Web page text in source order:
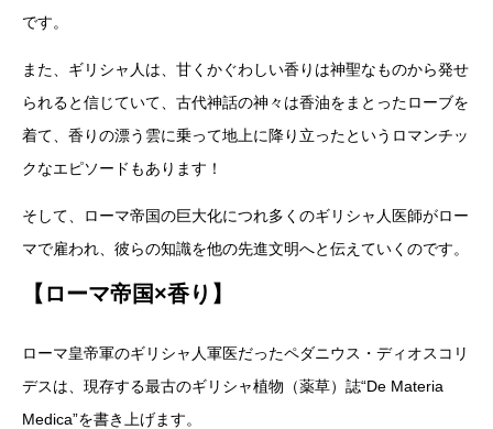
です。
また、ギリシャ人は、甘くかぐわしい香りは神聖なものから発せ
られると信じていて、古代神話の神々は香油をまとったローブを
着て、香りの漂う雲に乗って地上に降り立ったというロマンチッ
クなエピソードもあります！
そして、ローマ帝国の巨大化につれ多くのギリシャ人医師がロー
マで雇われ、彼らの知識を他の先進文明へと伝えていくのです。
【ローマ帝国×香り】
ローマ皇帝軍のギリシャ人軍医だったペダニウス・ディオスコリ
デスは、現存する最古のギリシャ植物（薬草）誌“De Materia
Medica”を書き上げます。